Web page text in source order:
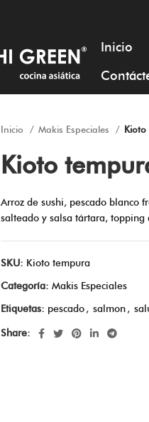
Inicio
Inicio Makis Especiales
Kioto
Arroz de sushi, pescado blanco
salteado y salsa tártara, topping
SKU: Kioto tempura
Categoría: Makis Especiales
Etiquetas: pescado , salmon ,
Share: